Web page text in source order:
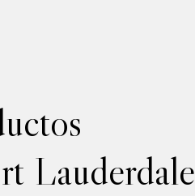
Lauderdale